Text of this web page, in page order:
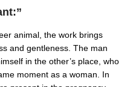
animal, the work brings
and gentleness. The man
in the other’s place, who
moment as a woman. In